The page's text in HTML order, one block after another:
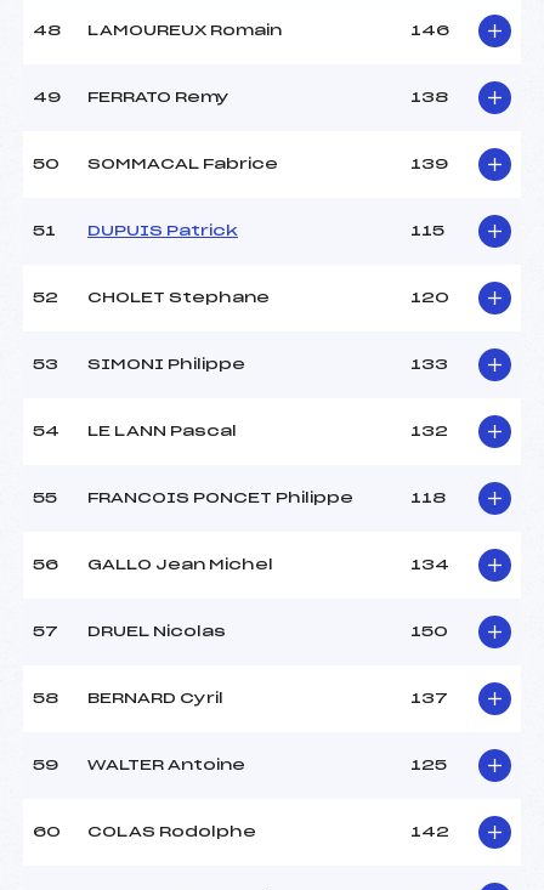
48 LAMOUREUX Romain 146
49 FERRATO Remy 138
50 SOMMACAL Fabrice 139
51 DUPUIS Patrick 115
52 CHOLET Stephane 120
53 SIMONI Philippe 133
54 LE LANN Pascal 132
55 FRANCOIS PONCET Philippe 118
56 GALLO Jean Michel 134
57 DRUEL Nicolas 150
58 BERNARD Cyril 137
59 WALTER Antoine 125
60 COLAS Rodolphe 142